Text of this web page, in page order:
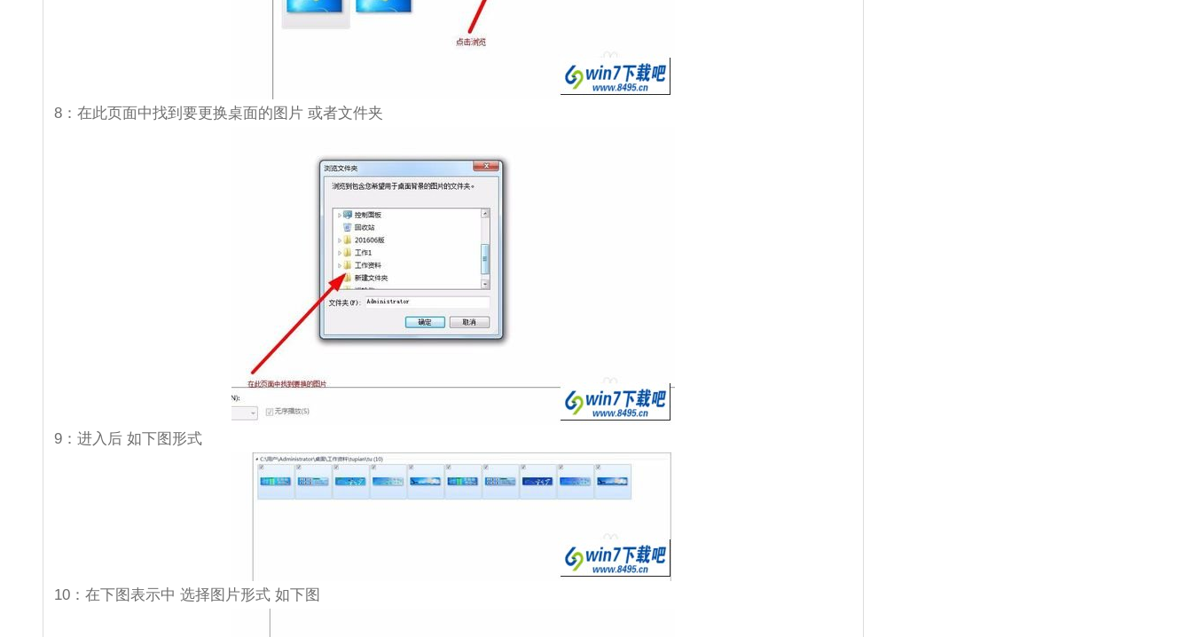
8：在此页面中找到要更换桌面的图片 或者文件夹
9：进入后 如下图形式
10：在下图表示中 选择图片形式 如下图